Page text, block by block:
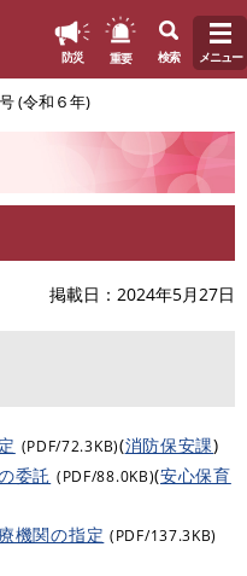
防災 重要 検索 メニュー
(令和６年)
掲載日 2024年5月27日
(PDF/72.3KB)(消防保安課)
委託 (PDF/88.0KB)(安心保育
機関の指定 (PDF/137.3KB)